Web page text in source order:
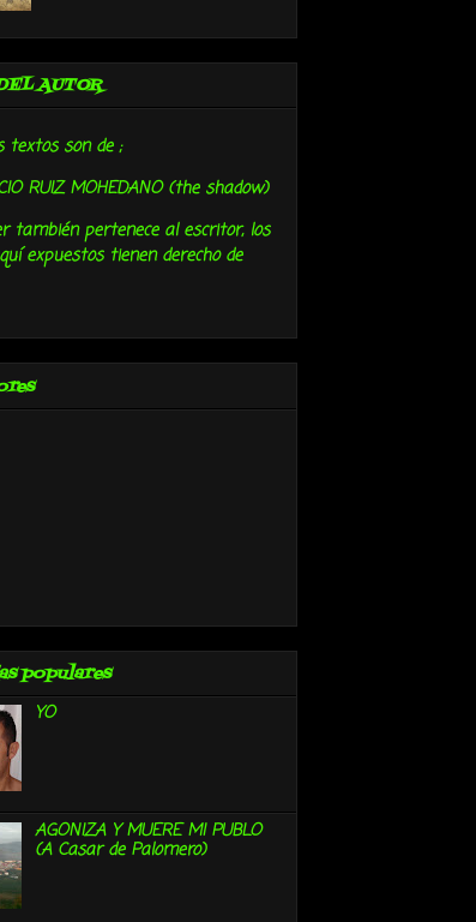
AUTOR
textos son de ;
RUIZ MOHEDANO (the shadow)
también pertenece al escritor, los
expuestos tienen derecho de
populares
YO
AGONIZA Y MUERE MI PUBLO
(A Casar de Palomero)